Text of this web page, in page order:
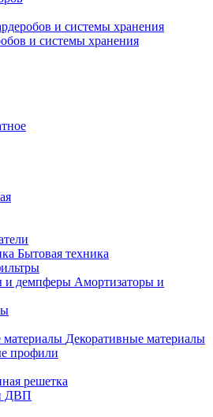
и системы хранения
Бытовая техника
Амортизаторы и
Декоративные материалы
профили
решетка
ДВП